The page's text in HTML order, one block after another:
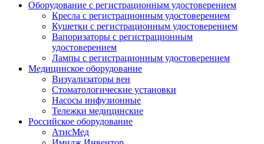
Оборудование с регистрационным удостоверением
Кресла с регистрационным удостоверением
Кушетки с регистрационным удостоверением
Вапоризаторы с регистрационным
удостоверением
Лампы с регистрационным удостоверением
Медицинское оборудование
Визуализаторы вен
Стоматологические установки
Насосы инфузионные
Тележки медицинские
Российское оборудование
АтисМед